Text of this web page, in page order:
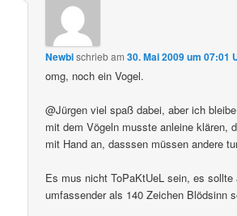
Newbischriebam30. Mai 2009 um 07:01
omg, noch ein Vogel.
@Jürgen viel spaß dabei, aber ich
mit dem Vögeln musste anleine klären,
mit Hand an, dasssen müssen andere
Es mus nicht ToPaKtUeL sein, es sollte
umfassender als 140 Zeichen Blödsinn